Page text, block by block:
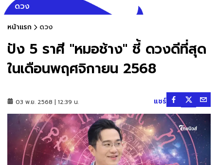
ดวง
หน้าแรก ดวง
ปัง 5 ราศี "หมอช้าง" ชี้ ดวงดีที่สุด
ในเดือนพฤศจิกายน 2568
03 พ.ย. 2568 | 12:39 น. แชร์